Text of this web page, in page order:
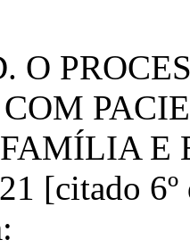
O
E
[citado